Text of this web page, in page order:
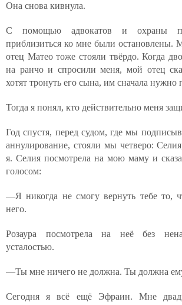
Она снова кивнула.
С помощью адвокатов и охраны
приблизиться ко мне были остановлены.
отец Матео тоже стояли твёрдо. Когда
на ранчо и спросили меня, мой отец
хотят тронуть его сына, им сначала нужно
Тогда я понял, кто действительно меня
Год спустя, перед судом, где мы
аннулирование, стояли мы четверо:
я. Селия посмотрела на мою маму и
голосом:
—Я никогда не смогу вернуть тебе то,
него.
Розаура посмотрела на неё без
усталостью.
—Ты мне ничего не должна. Ты должна
Сегодня я всё ещё Эфраин. Мне